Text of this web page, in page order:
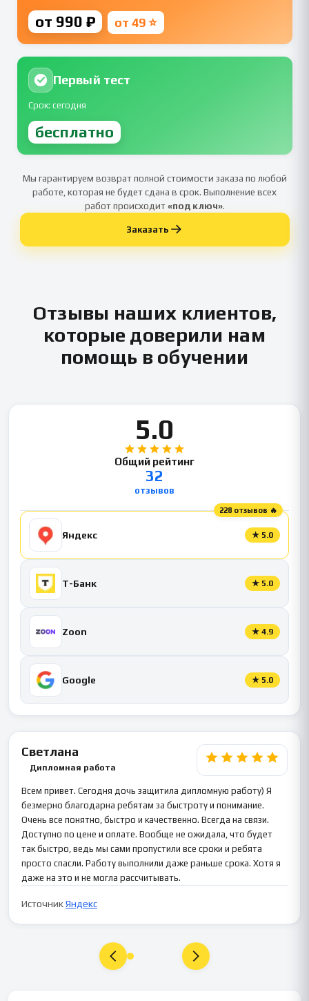
от 990 ₽ от 49 ⭐
Первый тест
Срок: сегодня
бесплатно
Мы гарантируем возврат полной стоимости заказа по любой
работе, которая не будет сдана в срок. Выполнение всех
работ происходит«под ключ».
Заказать
Отзывы наших клиентов,
которые доверили нам
помощь в обучении
5.0
Общий рейтинг
32
отзывов
228 отзывов 🔥
Яндекс ★ 5.0
Т-Банк ★ 5.0
Zoon ★ 4.9
Google ★ 5.0
Светлана
Дипломная работа
Всем привет. Сегодня дочь защитила дипломную работу) Я
безмерно благодарна ребятам за быстроту и понимание.
Очень все понятно, быстро и качественно. Всегда на связи.
Доступно по цене и оплате. Вообще не ожидала, что будет
так быстро, ведь мы сами пропустили все сроки и ребята
просто спасли. Работу выполнили даже раньше срока. Хотя я
даже на это и не могла рассчитывать.
ИсточникЯндекс